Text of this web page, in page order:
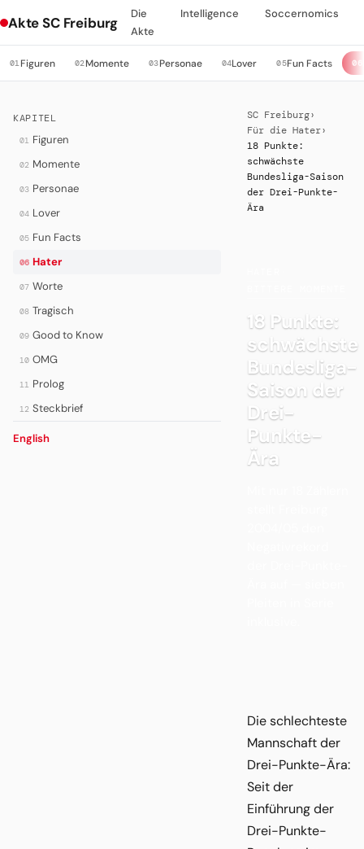
Akte SC Freiburg
Die
Akte
Intelligence Soccernomics
01Figuren 02Momente 03Personae 04Lover 05Fun Facts 06
KAPITEL
01 Figuren
02 Momente
03 Personae
04 Lover
05 Fun Facts
06 Hater
07 Worte
08 Tragisch
09 Good to Know
10 OMG
11 Prolog
12 Steckbrief
English
SC Freiburg›
Für die Hater›
18 Punkte:
schwächste
Bundesliga-Saison
der Drei-Punkte-
Ära
18 Punkte:
schwächste
Bundesliga-
Saison der
Drei-
Punkte-
Ära
Die schlechteste
Mannschaft der
Drei-Punkte-Ära:
Seit der
Einführung der
Drei-Punkte-